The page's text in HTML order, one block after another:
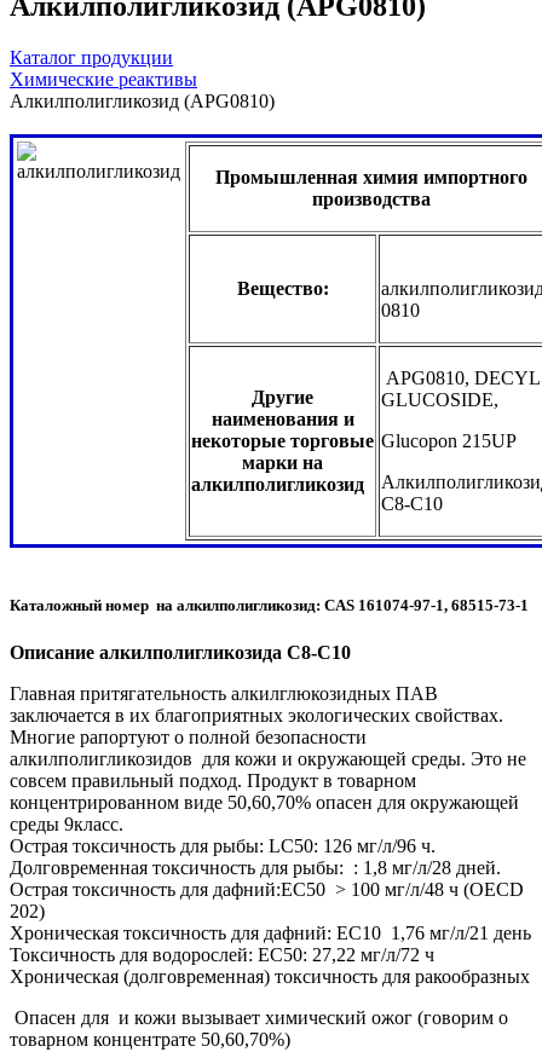
Каталог продукции
Химические реактивы
Алкилполигликозид (APG0810)
Промышленная химия импортного
производства
Вещество:
0810
Другие
наименования и
некоторые торговые
марки на
алкилполигликозид
APG0810, DECYL
GLUCOSIDE,
Glucopon 215UP
С8-С10
Каталожный номер на алкилполигликозид: CAS 161074-97-1, 68515-73-1
Описание алкилполигликозида С8-С10
Главная притягательность алкилглюкозидных ПАВ
заключается в их благоприятных экологических свойствах.
Многие рапортуют о полной безопасности
алкилполигликозидов для кожи и окружающей среды. Это не
совсем правильный подход. Продукт в товарном
концентрированном виде 50,60,70% опасен для окружающей
среды 9класс.
Острая токсичность для рыбы: LC50: 126 мг/л/96 ч.
Долговременная токсичность для рыбы: : 1,8 мг/л/28 дней.
Острая токсичность для дафний:EC50 > 100 мг/л/48 ч (OECD
202)
Хроническая токсичность для дафний: EC10 1,76 мг/л/21 день
Токсичность для водорослей: EC50: 27,22 мг/л/72 ч
Хроническая (долговременная) токсичность для ракообразных
Опасен для и кожи вызывает химический ожог (говорим о
товарном концентрате 50,60,70%)